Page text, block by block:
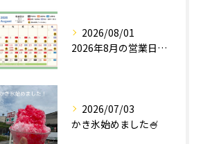
2026/08/01
2026年8月の営業日カレンダー📅
2026/07/03
かき氷始めました🍧